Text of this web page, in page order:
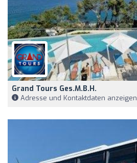
Grand Tours Ges.m.b.H.
Adresse und Kontaktdaten anzeigen